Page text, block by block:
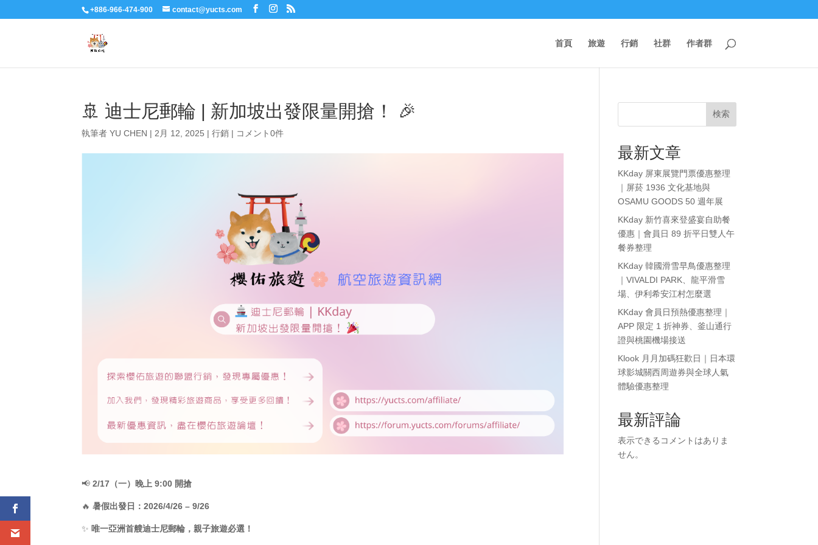
+886-966-474-900 contact@yucts.com
首頁 旅遊 行銷 社群 作者群
🚢 迪士尼郵輪 | 新加坡出發限量開搶！ 🎉
執筆者YU CHEN | 2月 12, 2025 |行銷 | コメント0件
📢2/17（一）晚上 9:00 開搶
🔥暑假出發日：2026/4/26 – 9/26
✨ 唯一亞洲首艘迪士尼郵輪，親子旅遊必選！
検索
最新文章
KKday 屏東展覽門票優惠整理
｜屏菸 1936 文化基地與
OSAMU GOODS 50 週年展
KKday 新竹喜來登盛宴自助餐
優惠｜會員日 89 折平日雙人午
餐券整理
KKday 韓國滑雪早鳥優惠整理
｜VIVALDI PARK、龍平滑雪
場、伊利希安江村怎麼選
KKday 會員日預熱優惠整理｜
APP 限定 1 折神券、釜山通行
證與桃園機場接送
Klook 月月加碼狂歡日｜日本環
球影城關西周遊券與全球人氣
體驗優惠整理
最新評論
表示できるコメントはありま
せん。